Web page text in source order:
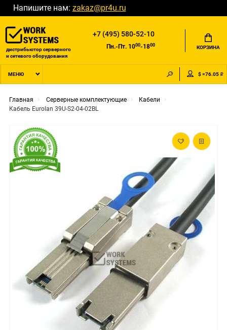
Напишите нам: zakaz@pr4u.ru
дистрибьютор серверного
и сетевого оборудования
+7 (495) 580-52-10
Пн.-Пт. 1000-1800 КОРЗИНА
МЕНЮ $ =76.05 ₽
Главная Серверные комплектующие
Кабели
Кабель Eurolan 39U-S2-04-02BL